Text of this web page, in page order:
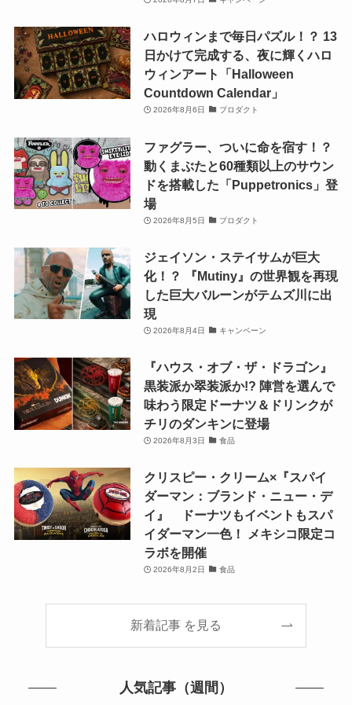
ハロウィンまで毎日パズル！？ 13
日かけて完成する、夜に輝くハロ
ウィンアート「Halloween
Countdown Calendar」
2026年8月6日 プロダクト
ファグラー、ついに命を宿す！？
動くまぶたと60種類以上のサウン
ドを搭載した「Puppetronics」登
場
2026年8月5日 プロダクト
ジェイソン・ステイサムが巨大
化！？ 『Mutiny』の世界観を再現
した巨大バルーンがテムズ川に出
現
2026年8月4日 キャンペーン
『ハウス・オブ・ザ・ドラゴン』
黒装派か翠装派か!? 陣営を選んで
味わう限定ドーナツ＆ドリンクが
チリのダンキンに登場
2026年8月3日 食品
クリスピー・クリーム×『スパイ
ダーマン：ブランド・ニュー・デ
イ』 ドーナツもイベントもスパ
イダーマン一色！ メキシコ限定コ
ラボを開催
2026年8月2日 食品
新着記事 を見る
人気記事（週間）